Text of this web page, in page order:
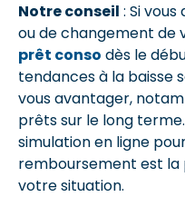
Notre conseil : Si
ou de changement de
prêt conso dès le
tendances à la baisse
vous avantager,
prêts sur le long
simulation en ligne
remboursement est la
votre situation.